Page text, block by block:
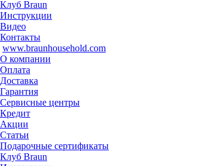
Клуб Braun
Инструкции
Видео
Контакты
www.braunhousehold.com
О компании
Оплата
Доставка
Гарантия
Сервисные центры
Кредит
Акции
Статьи
Подарочные сертификаты
Клуб Braun